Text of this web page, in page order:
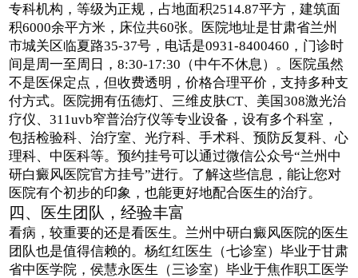
专科机构，等级为正规，占地面积2514.87平方，建筑面
积6000余平方米，床位共60张。医院地址是甘肃省兰州
市城关区临夏路35-37号，电话是0931-8400460，门诊时
间是周一至周日，8:30-17:30（中午不休息）。医院虽然
不是医保定点，但收费透明，价格合理平价，支持多种支
付方式。医院拥有伍德灯、三维皮肤CT、美国308激光治
疗仪、311uvb窄普治疗仪等专业设备，设有多个科室，
包括检验科、治疗室、光疗科、手术科、预防反复科、心
理科、中医科等。预约挂号可以通过微信公众号“兰州中
研白癜风医院官方挂号”进行。了解这些信息，能让您对
医院有个初步的印象，也能更好地配合医生的治疗。
四、医生团队，经验丰富
看病，较重要的还是看医生。兰州中研白癜风医院的医生
团队也是值得信赖的。杨红红医生（七诊室）毕业于甘肃
省中医学院，侯慧永医生（三诊室）毕业于焦作职工医学